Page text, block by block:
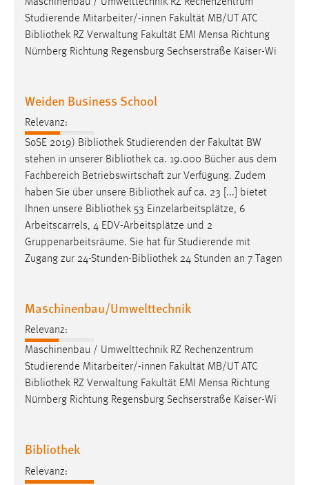
Studierende Mitarbeiter/-innen Fakultät MB/UT ATC
Bibliothek RZ Verwaltung Fakultät EMI Mensa Richtung
Nürnberg Richtung Regensburg Sechserstraße Kaiser-Wi
Weiden Business School
Relevanz:
SoSE 2019) Bibliothek Studierenden der Fakultät BW
stehen in unserer Bibliothek ca. 19.000 Bücher aus dem
Fachbereich Betriebswirtschaft zur Verfügung. Zudem
haben Sie über unsere Bibliothek auf ca. 23 [...] bietet
Ihnen unsere Bibliothek 53 Einzelarbeitsplätze, 6
Arbeitscarrels, 4 EDV-Arbeitsplätze und 2
Gruppenarbeitsräume. Sie hat für Studierende mit
Zugang zur 24-Stunden-Bibliothek 24 Stunden an 7 Tagen
Maschinenbau/Umwelttechnik
Relevanz:
Maschinenbau / Umwelttechnik RZ Rechenzentrum
Studierende Mitarbeiter/-innen Fakultät MB/UT ATC
Bibliothek RZ Verwaltung Fakultät EMI Mensa Richtung
Nürnberg Richtung Regensburg Sechserstraße Kaiser-Wi
Bibliothek
Relevanz:
Conversion-Tracking
Cookie Laufzeit:
3 Monate
Facebook Pixel
Name:
_fbp
Anbieter:
Facebook
Zweck:
Conversion-Tracking
Cookie Laufzeit:
3 Monate
EXTERNE MEDIEN
Um Inhalte von Videoplattformen und Social Media
Plattformen anzeigen zu können, werden von diesen
externen Medien Cookies gesetzt.
YouTube
Vimeo